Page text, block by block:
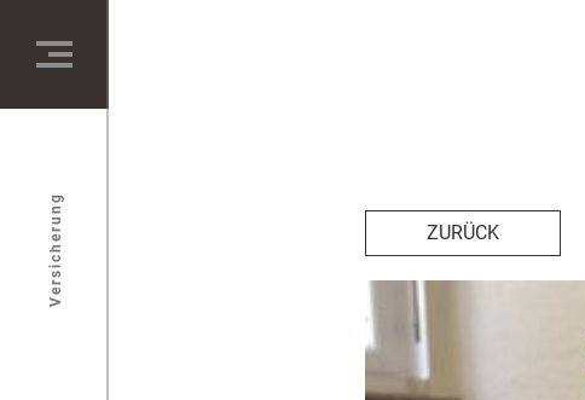
Versicherung ZURÜCK